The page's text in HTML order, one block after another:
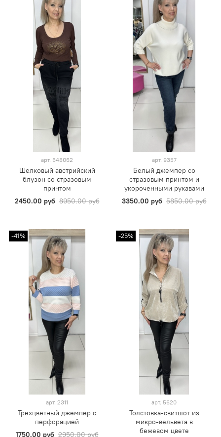
арт. 648062
Шелковый австрийский
блузон со стразовым
принтом
2450.00 руб 8950.00 руб
арт. 9357
Белый джемпер со
стразовым принтом и
укороченными рукавами
3350.00 руб 5850.00 руб
-41%
арт. 2311
Трехцветный джемпер с
перфорацией
1750.00 руб 2950.00 руб
-25%
арт. 5620
Толстовка-свитшот из
микро-вельвета в
бежевом цвете